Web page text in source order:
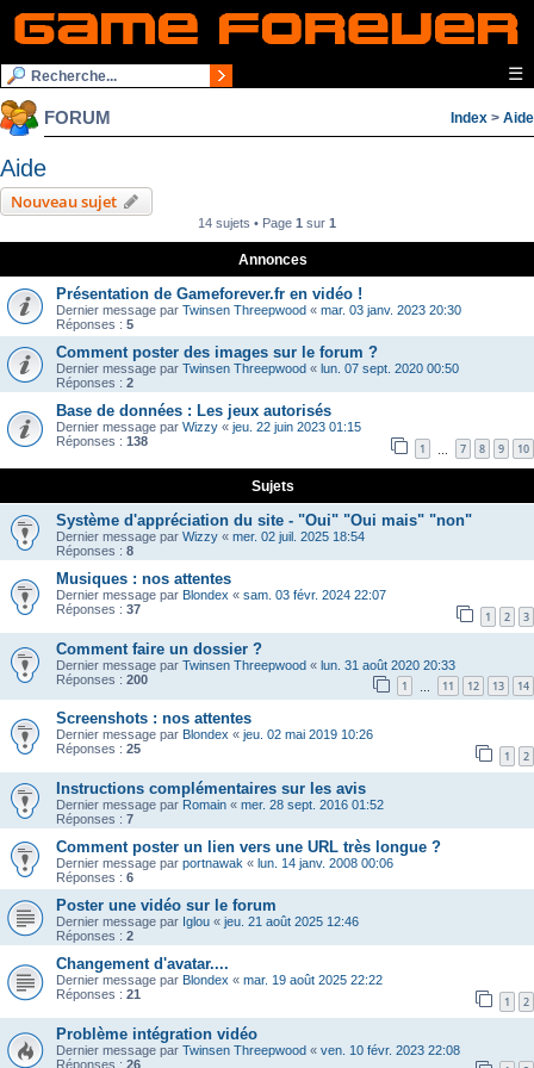
☰
FORUM Index > Aide
Aide
Nouveau sujet
14 sujets • Page 1 sur 1
Annonces
Présentation de Gameforever.fr en vidéo !
Dernier message par Twinsen Threepwood « mar. 03 janv. 2023 20:30
Réponses : 5
Comment poster des images sur le forum ?
Dernier message par Twinsen Threepwood « lun. 07 sept. 2020 00:50
Réponses : 2
Base de données : Les jeux autorisés
Dernier message par Wizzy « jeu. 22 juin 2023 01:15
Réponses : 138 1 7 8 9 10
Sujets
Système d'appréciation du site - "Oui" "Oui mais" "non"
Dernier message par Wizzy « mer. 02 juil. 2025 18:54
Réponses : 8
Musiques : nos attentes
Dernier message par Blondex « sam. 03 févr. 2024 22:07
Réponses : 37 1 2 3
Comment faire un dossier ?
Dernier message par Twinsen Threepwood « lun. 31 août 2020 20:33
Réponses : 200 1 11 12 13 14
Screenshots : nos attentes
Dernier message par Blondex « jeu. 02 mai 2019 10:26
Réponses : 25 1 2
Instructions complémentaires sur les avis
Dernier message par Romain « mer. 28 sept. 2016 01:52
Réponses : 7
Comment poster un lien vers une URL très longue ?
Dernier message par portnawak « lun. 14 janv. 2008 00:06
Réponses : 6
Poster une vidéo sur le forum
Dernier message par Iglou « jeu. 21 août 2025 12:46
Réponses : 2
Changement d'avatar....
Dernier message par Blondex « mar. 19 août 2025 22:22
Réponses : 21 1 2
Problème intégration vidéo
Dernier message par Twinsen Threepwood « ven. 10 févr. 2023 22:08
Réponses : 26